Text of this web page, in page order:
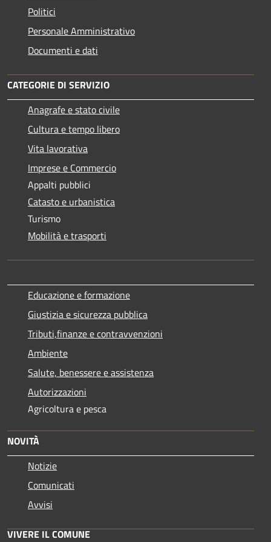
Politici
Personale Amministrativo
Documenti e dati
CATEGORIE DI SERVIZIO
Anagrafe e stato civile
Cultura e tempo libero
Vita lavorativa
Imprese e Commercio
Appalti pubblici
Catasto e urbanistica
Turismo
Mobilità e trasporti
Educazione e formazione
Giustizia e sicurezza pubblica
Tributi,finanze e contravvenzioni
Ambiente
Salute, benessere e assistenza
Autorizzazioni
Agricoltura e pesca
NOVITÀ
Notizie
Comunicati
Avvisi
VIVERE IL COMUNE